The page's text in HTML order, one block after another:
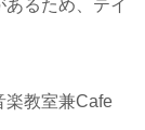
るため、テイ
楽教室兼Cafe